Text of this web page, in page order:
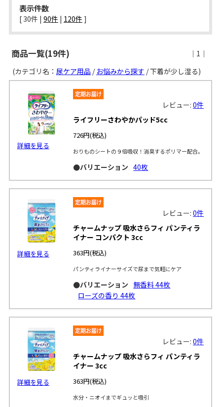
表示件数
[ 30件 | 90件 | 120件 ]
商品一覧(19件)
｜1｜
(カテゴリ名： 尿ケア用品 / お悩みから探す / 下着が少し湿る)
詳細を見る
レビュー:0件
ライフリーさわやかパッド5cc
726円(税込)
おりものシートの９倍吸収！消臭するポリマー配合。
●バリエーション 40枚
詳細を見る
レビュー:0件
チャームナップ 吸水さらフィ パンティラ
イナー コンパクト 3cc
363円(税込)
パンティライナーサイズで尿まで気軽にケア
●バリエーション 無香料 44枚
ローズの香り 44枚
詳細を見る
レビュー:0件
チャームナップ 吸水さらフィ パンティラ
イナー 3cc
363円(税込)
水分・ニオイまでギュッと吸引